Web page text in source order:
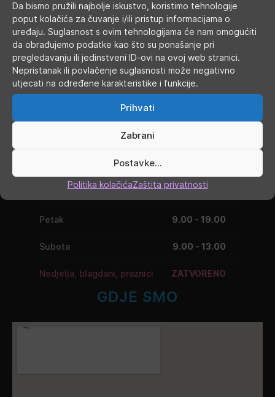
Da bismo pružili najbolje iskustvo, koristimo tehnologije
poput kolačića za čuvanje i/ili pristup informacijama o
uređaju. Suglasnost s ovim tehnologijama će nam omogućiti
da obrađujemo podatke kao što su ponašanje pri
pregledavanju ili jedinstveni ID-ovi na ovoj web stranici.
Nepristanak ili povlačenje suglasnosti može negativno
utjecati na određene karakteristike i funkcije.
Prihvati
Zabrani
Postavke...
Politika kolačićaZaštita privatnosti
RADNO VRIJEME
Četvrtak 9.00 - 16.00
Petak 9.00 - 19.00
Subota 9.00 - 13.00
Nedjelja, blagdani, praznici ZATVORENO
GDJE SMO